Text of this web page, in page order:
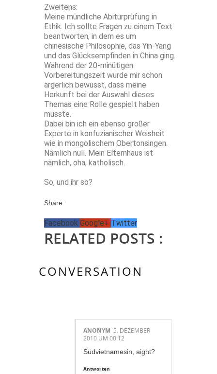
Zweitens:
Meine mündliche Abiturprüfung in
Ethik. Ich sollte Fragen zu einem Text
beantworten, in dem es um
chinesische Philosophie, das Yin-Yang
und das Glücksempfinden in China ging.
Während der 20-minütigen
Vorbereitungszeit wurde mir schon
ärgerlich bewusst, dass meine
Herkunft bei der Auswahl dieses
Themas eine Rolle gespielt haben
musste.
Dabei bin ich ein ebenso großer
Experte in konfuzianischer Weisheit
wie in mongolischem Obertonsingen.
Nämlich null. Mein Elternhaus ist
nämlich, oha, katholisch.
So, und ihr so?
Share :
Facebook Google+ Twitter
RELATED POSTS :
CONVERSATION
ANONYM 5. DEZEMBER
2010 UM 00:12
Südvietnamesin, aight?
Antworten